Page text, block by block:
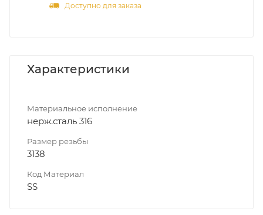
Доступно для заказа
Характеристики
Материальное исполнение
нерж.сталь 316
Размер резьбы
3138
Код Материал
SS